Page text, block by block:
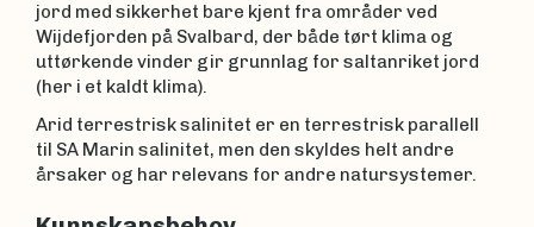
jord med sikkerhet bare kjent fra områder ved
Wijdefjorden på Svalbard, der både tørt klima og
uttørkende vinder gir grunnlag for saltanriket jord
(her i et kaldt klima).
Arid terrestrisk salinitet er en terrestrisk parallell
til SA Marin salinitet, men den skyldes helt andre
årsaker og har relevans for andre natursystemer.